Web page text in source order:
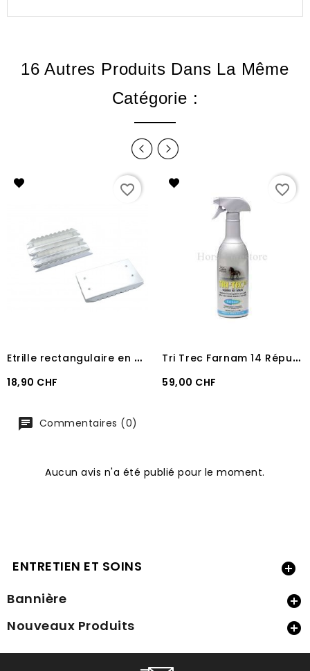
16 Autres Produits Dans La Même
Catégorie :
favorite_border
E
trille rectangulaire en aluminium
Prix
18,90 CHF
favorite_border
T
ri Trec Farnam 14 Répulsif puissant anti-insectes 600 ml
Prix
59,00 CHF
Commentaires (0)
Aucun avis n'a été publié pour le moment.
ENTRETIEN ET SOINS 
Bannière 
Nouveaux Produits 